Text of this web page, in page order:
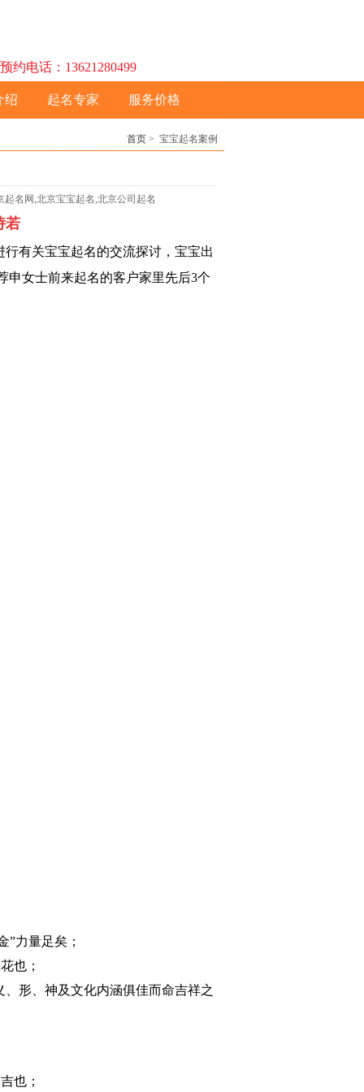
电话：13621280499
绍 起名专家 服务价格
首页 > 宝宝起名案例
名网,北京宝宝起名,北京公司起名
若
有关宝宝起名的交流探讨，宝宝出
申女士前来起名的客户家里先后3个
力量足矣；
也；
形、神及文化内涵俱佳而命吉祥之
也；